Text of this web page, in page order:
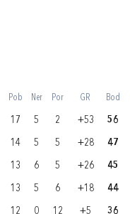
Pob Ner Por GR Bod
17 5 2 +53 56
14 5 5 +28 47
13 6 5 +26 45
13 5 6 +18 44
12 0 12 +5 36